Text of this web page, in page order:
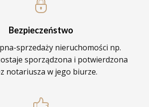
Bezpieczeństwo
sprzedaży nieruchomości np.
sporządzona i potwierdzona
notariusza w jego biurze.